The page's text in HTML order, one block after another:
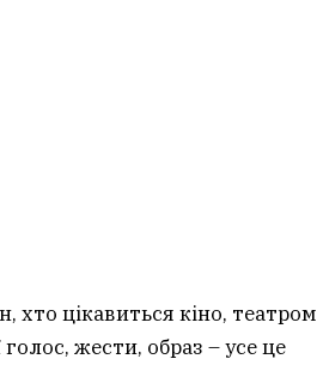
хто цікавиться кіно, театром
жести, образ – усе це